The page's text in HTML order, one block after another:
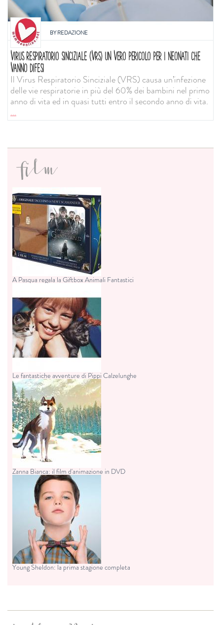
BYREDAZIONE
VIRUS RESPIRATORIO SINCIZIALE (VRS) UN VERO PERICOLO PER I NEONATI CHE
VANNO DIFESI
Il Virus Respiratorio Sinciziale (VRS) causa un’infezione
delle vie respiratorie in più del 60% dei bambini nel primo
anno di vita ed in quasi tutti entro il secondo anno di vita.
...
film
A Pasqua regala la Giftbox Animali Fantastici
Le fantastiche avventure di Pippi Calzelunghe
Zanna Bianca: il film d'animazione in DVD
Young Sheldon: la prima stagione completa